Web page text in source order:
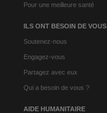
Pour une meilleure santé
ILS ONT BESOIN DE VOUS
Soutenez-nous
Engagez-vous
Partagez avec eux
Qui a besoin de vous ?
AIDE HUMANITAIRE